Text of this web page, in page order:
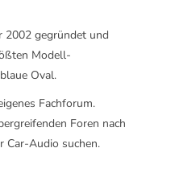
2002 gegründet und
Modell-
Oval.
Fachforum.
Foren nach
Car-Audio suchen.